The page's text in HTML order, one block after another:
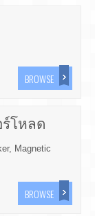
BROWSE
ร์โหลด
Magnetic
BROWSE